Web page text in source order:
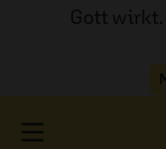
Gott